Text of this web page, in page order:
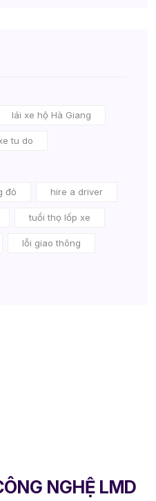
lái xe hộ Hà Giang
tu do
đỏ hire a driver
tuổi thọ lốp xe
lỗi giao thông
NGHỆ LMD